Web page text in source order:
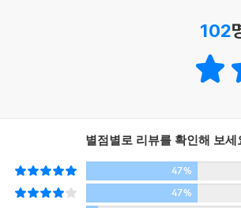
습니다. 하나는 기독교를 통해서, 다른 하나
이 되어 항일빨치산 세력이 북한정권의 실
이 넘치는 반면에 교조적인 젊은 당원들은
들은 모두가 이른바 기본계급이라고 하는
왔기 때문에 인정상이나 도리상 계급투쟁을
102
별점별로 리뷰를 확인해 보세
47%
47%